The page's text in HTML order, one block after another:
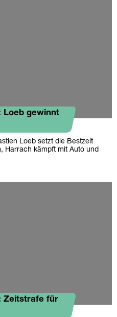
Loeb gewinnt
Loeb setzt die Bestzeit
Harrach kämpft mit Auto und
Zeitstrafe für